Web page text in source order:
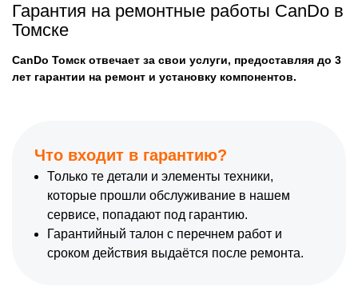
Гарантия на ремонтные работы CanDo в
Томске
CanDo Томск отвечает за свои услуги, предоставляя до 3
лет гарантии на ремонт и установку компонентов.
Что входит в гарантию?
Только те детали и элементы техники,
которые прошли обслуживание в нашем
сервисе, попадают под гарантию.
Гарантийный талон с перечнем работ и
сроком действия выдаётся после ремонта.